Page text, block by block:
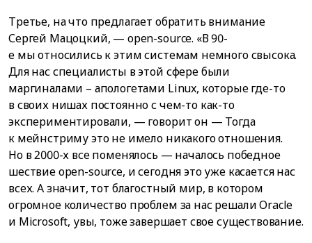
Третье, на что предлагает обратить внимание
Сергей Мацоцкий, — open-source. «В 90-
е мы относились к этим системам немного свысока.
Для нас специалисты в этой сфере были
маргиналами – апологетами Linux, которые где-то
в своих нишах постоянно с чем-то как-то
экспериментировали, — говорит он — Тогда
к мейнстриму это не имело никакого отношения.
Но в 2000-х все поменялось — началось победное
шествие open-source, и сегодня это уже касается нас
всех. А значит, тот благостный мир, в котором
огромное количество проблем за нас решали Oracle
и Microsoft, увы, тоже завершает свое существование.